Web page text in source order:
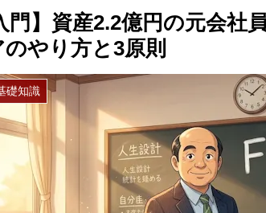
門】資産2.2億円の元会社
やり方と3原則
礎知識